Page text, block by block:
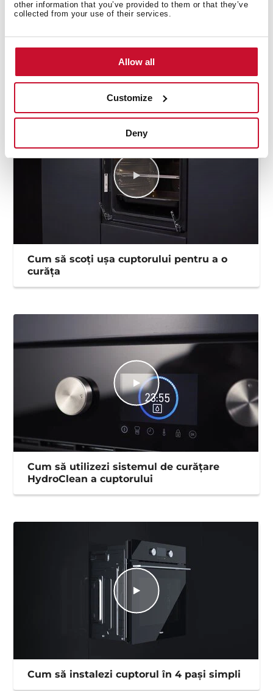
other information that you’ve provided to them or that they’ve
collected from your use of their services.
Allow all
Customize
Deny
Imagini la rezoluție mare
Etichetă de energie
Fișa produsului UE
Cum să scoți ușa cuptorului pentru a o
curăța
Cum să utilizezi sistemul de curățare
HydroClean a cuptorului
Cum să instalezi cuptorul în 4 pași simpli